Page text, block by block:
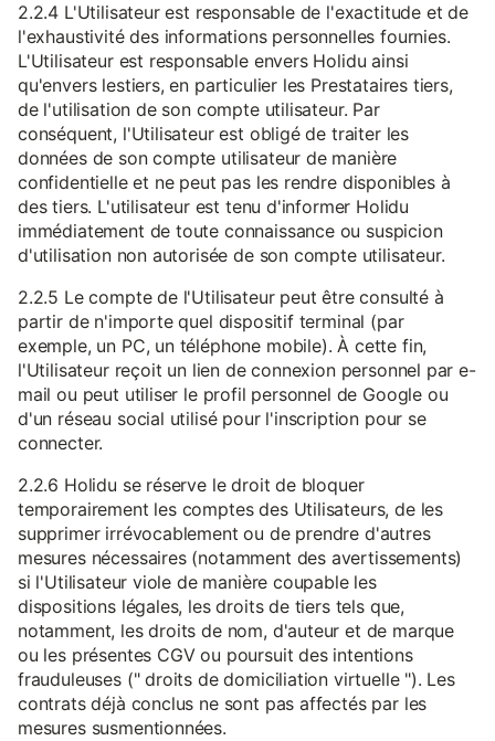
2.2.4 L'Utilisateur est responsable de l'exactitude et de
l'exhaustivité des informations personnelles fournies.
L'Utilisateur est responsable envers Holidu ainsi
qu'envers lestiers, en particulier les Prestataires tiers,
de l'utilisation de son compte utilisateur. Par
conséquent, l'Utilisateur est obligé de traiter les
données de son compte utilisateur de manière
confidentielle et ne peut pas les rendre disponibles à
des tiers. L'utilisateur est tenu d'informer Holidu
immédiatement de toute connaissance ou suspicion
d'utilisation non autorisée de son compte utilisateur.
2.2.5 Le compte de l'Utilisateur peut être consulté à
partir de n'importe quel dispositif terminal (par
exemple, un PC, un téléphone mobile). À cette fin,
l'Utilisateur reçoit un lien de connexion personnel par e-
mail ou peut utiliser le profil personnel de Google ou
d'un réseau social utilisé pour l'inscription pour se
connecter.
2.2.6 Holidu se réserve le droit de bloquer
temporairement les comptes des Utilisateurs, de les
supprimer irrévocablement ou de prendre d'autres
mesures nécessaires (notamment des avertissements)
si l'Utilisateur viole de manière coupable les
dispositions légales, les droits de tiers tels que,
notamment, les droits de nom, d'auteur et de marque
ou les présentes CGV ou poursuit des intentions
frauduleuses (" droits de domiciliation virtuelle "). Les
contrats déjà conclus ne sont pas affectés par les
mesures susmentionnées.